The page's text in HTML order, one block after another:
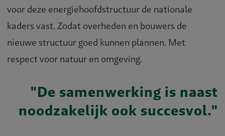
voor deze energiehoofdstructuur de nationale
kaders vast. Zodat overheden en bouwers de
nieuwe structuur goed kunnen plannen. Met
respect voor natuur en omgeving.
"De samenwerking is naast
noodzakelijk ook succesvol."